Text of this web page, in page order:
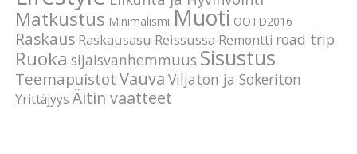
Matkustus Minimalismi Muoti OOTD2016
Raskaus Raskausasu Reissussa Remontti road trip
Ruoka sijaisvanhemmuus Sisustus
Teemapuistot Vauva Viljaton ja Sokeriton
Yrittäjyys Äitin vaatteet